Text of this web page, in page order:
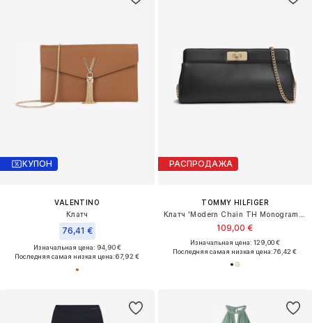
КУПОН
VALENTINO
Клатч
76,41 €
Изначальная цена: 94,90 €
Последняя самая низкая цена:67,92 €
РАСПРОДАЖА
TOMMY HILFIGER
109,00 €
Изначальная цена: 129,00 €
Последняя самая низкая цена:76,42 €